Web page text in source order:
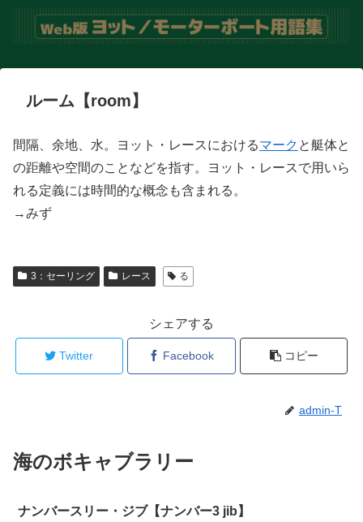
ルーム【room】
間隔、余地、水。ヨット・レースにおけるマーク と艇体と
の距離や空間のことなどを指す。ヨット・レースで用いら
れる定義には時間的な概念も含まれる。
→みず
3：セーリング レース る
シェアする
Twitter Facebook コピー
admin-T
海のボキャブラリー
ナンバースリー・ジブ【ナンバー3 jib】